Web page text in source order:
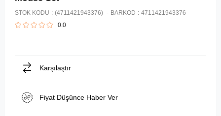
STOK KODU (4711421943376) BARKOD : 4711421943376
0.0
Karşılaştır
Fiyat Düşünce Haber Ver